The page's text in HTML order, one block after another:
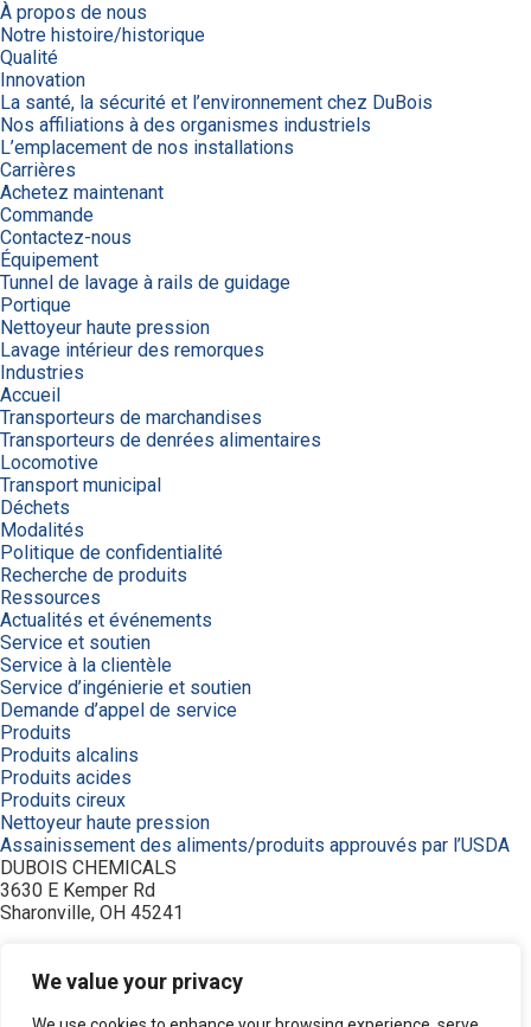
We value your privacy
À propos de nous
Notre histoire/historique
Qualité
Innovation
La santé, la sécurité et l’environnement chez DuBois
Nos affiliations à des organismes industriels
L’emplacement de nos installations
Carrières
Achetez maintenant
Commande
Contactez-nous
Équipement
Tunnel de lavage à rails de guidage
Portique
Nettoyeur haute pression
Lavage intérieur des remorques
Industries
Accueil
Transporteurs de marchandises
Transporteurs de denrées alimentaires
Locomotive
Transport municipal
Déchets
Modalités
Politique de confidentialité
Recherche de produits
Ressources
Actualités et événements
Service et soutien
Service à la clientèle
Service d’ingénierie et soutien
Demande d’appel de service
Produits
Produits alcalins
Produits acides
Produits cireux
Nettoyeur haute pression
Assainissement des aliments/produits approuvés par l’USDA
DUBOIS CHEMICALS
3630 E Kemper Rd
Sharonville, OH 45241
© 2026 DuBois Chemicals. All Rights Reserved.